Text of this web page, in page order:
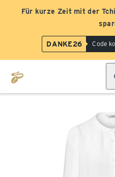
Für kurze Zeit mit der
DANKE26 Code